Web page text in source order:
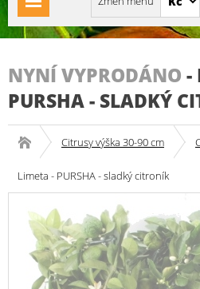
NYNÍ VYPRODÁNO -
PURSHA - SLADKÝ
Citrusy výška 30-90 cm
Limeta - PURSHA - sladký citroník